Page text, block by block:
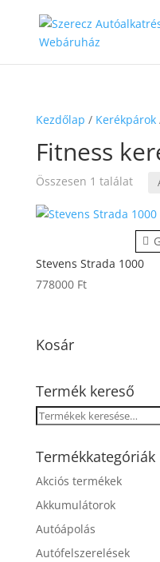
Kezdőlap / Kerékpárok
Fitness
Összesen 1 találat
Stevens Strada 1000
778000 Ft
Kosár
Termék kereső
Keresés
következőre:
Termékkategóriák
Akciós termékek
Akkumulátorok
Autóápolás
Autófelszerelések